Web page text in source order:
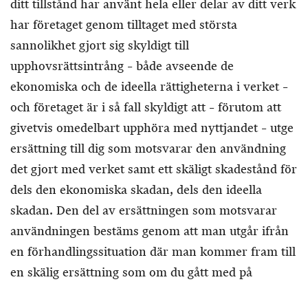
ditt tillstånd har använt hela eller delar av ditt verk
har företaget genom tilltaget med största
sannolikhet gjort sig skyldigt till
upphovsrättsintrång – både avseende de
ekonomiska och de ideella rättigheterna i verket –
och företaget är i så fall skyldigt att – förutom att
givetvis omedelbart upphöra med nyttjandet – utge
ersättning till dig som motsvarar den användning
det gjort med verket samt ett skäligt skadestånd för
dels den ekonomiska skadan, dels den ideella
skadan. Den del av ersättningen som motsvarar
användningen bestäms genom att man utgår ifrån
en förhandlingssituation där man kommer fram till
en skälig ersättning som om du gått med på